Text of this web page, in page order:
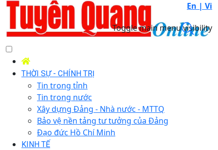
En | Vi
Toggle main menu visibility
THỜI SỰ - CHÍNH TRỊ
Tin trong tỉnh
Tin trong nước
Xây dựng Đảng - Nhà nước - MTTQ
Bảo vệ nền tảng tư tưởng của Đảng
Đạo đức Hồ Chí Minh
KINH TẾ